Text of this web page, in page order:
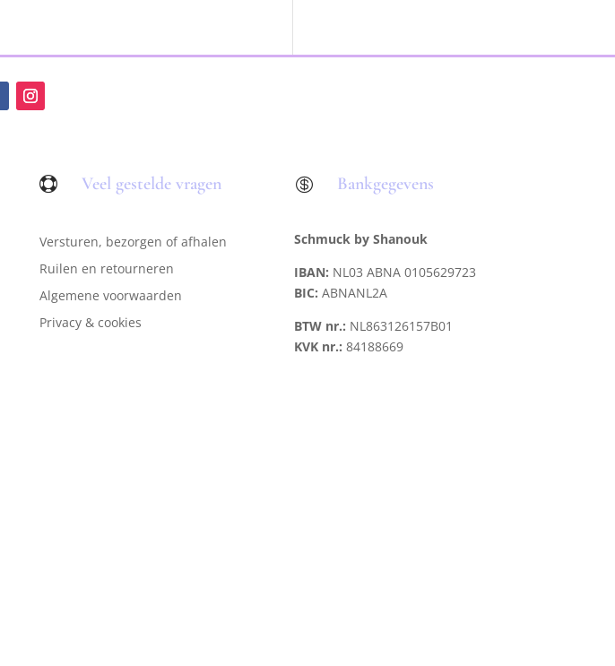
 Veel gestelde vragen
Versturen, bezorgen of afhalen
Ruilen en retourneren
Algemene voorwaarden
Privacy & cookies
 Bankgegevens
Schmuck by Shanouk
IBAN: NL03 ABNA 0105629723
BIC: ABNANL2A
BTW nr.: NL863126157B01
KVK nr.:84188669